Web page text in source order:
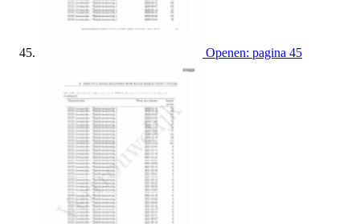
Openen: pagina 45